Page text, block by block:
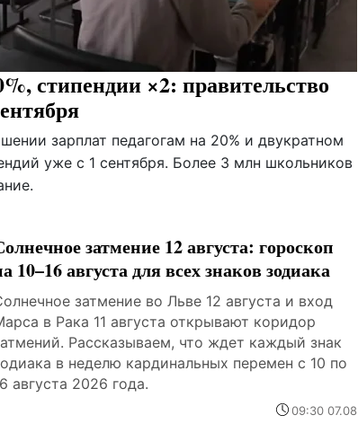
стипендии ×2: правительство
зарплат педагогам на 20% и двукратном
уже с 1 сентября. Более 3 млн школьников
затмение 12 августа: гороскоп
10–16 августа для всех знаков зодиака
затмение во Льве 12 августа и вход
в Рака 11 августа открывают коридор
Рассказываем, что ждет каждый знак
в неделю кардинальных перемен с 10 по
августа 2026 года.
09:30 07.08